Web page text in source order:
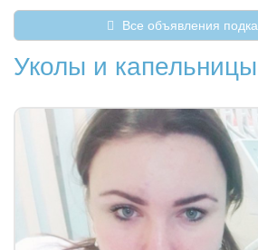
Все объявления
Уколы и